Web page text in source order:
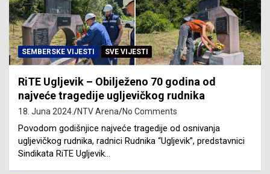
SEMBERSKE VIJESTI SVE VIJESTI
RiTE Ugljevik – Obilježeno 70 godina od
najveće tragedije ugljevičkog rudnika
18. Juna 2024. NTV Arena No Comments
Povodom godišnjice najveće tragedije od osnivanja
ugljevičkog rudnika, radnici Rudnika “Ugljevik”, predstavnici
Sindikata RiTE Ugljevik…